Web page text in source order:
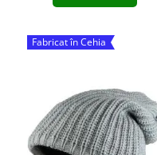
Fabricat în Cehia